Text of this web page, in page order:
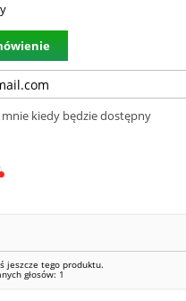
kiedy będzie dostępny
jeszcze tego produktu.
głosów: 1